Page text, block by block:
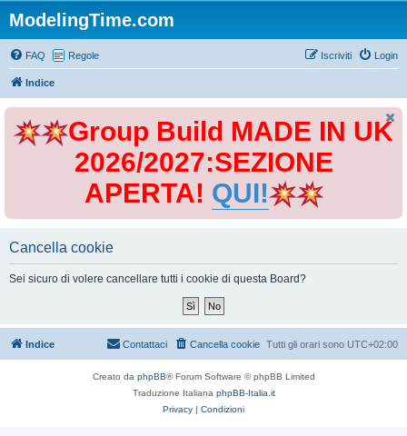
ModelingTime.com
FAQ Regole Login
Iscriviti
Indice
Group Build MADE IN UK
2026/2027:SEZIONE
APERTA! QUI!
Cancella cookie
Sei sicuro di volere cancellare tutti i cookie di questa Board?
Indice Tutti gli orari sono UTC+02:00
Cancella cookie
Contattaci
Creato da phpBB® Forum Software © phpBB Limited
Traduzione Italiana phpBB-Italia.it
Privacy | Condizioni